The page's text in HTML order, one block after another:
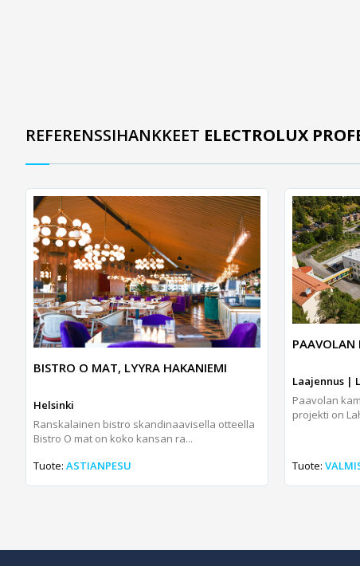
REFERENSSIHANKKEET ELECTROLUX
BISTRO O MAT, LYYRA HAKANIEMI
Helsinki
Ranskalainen bistro skandinaavisella otteella
Bistro O mat on koko kansan ra...
Tuote: ASTIANPESU
PAAVOLAN
Laajennus |
Paavolan
projekti on
Tuote: